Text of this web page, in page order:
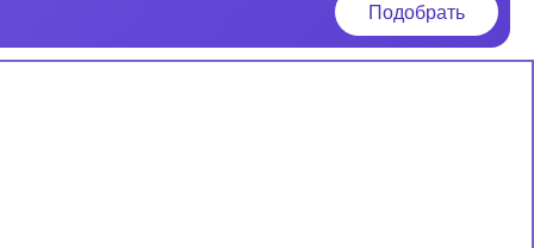
Подобрать